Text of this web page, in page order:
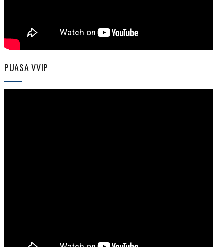
PUASA VVIP